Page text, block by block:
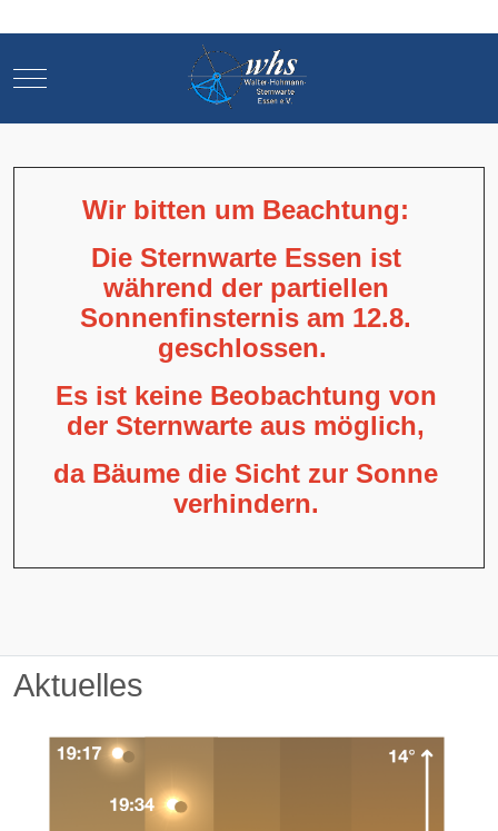
Mobile Menu Toggle
Wir bitten um Beachtung:
Die Sternwarte Essen ist
während der partiellen
Sonnenfinsternis am 12.8.
geschlossen.
Es ist keine Beobachtung von
der Sternwarte aus möglich,
da Bäume die Sicht zur Sonne
verhindern.
Aktuelles